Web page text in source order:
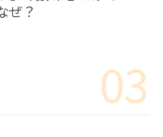
ぜ？
03